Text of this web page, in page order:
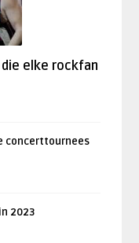
elke rockfan
concerttournees
2023